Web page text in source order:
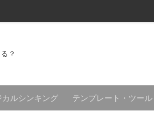
？
カルシンキング テンプレート・ツール